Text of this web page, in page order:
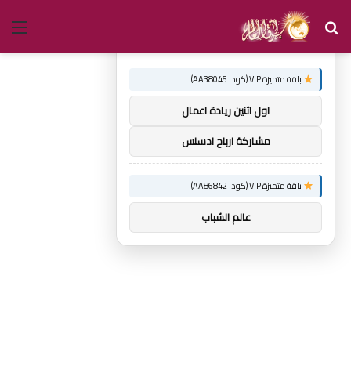
بحث
عن
توصيات :
باقة متميزة VIP (كود: AA38045):
اول اثنين ريادة اعمال
مشاركة ارباح ادسنس
باقة متميزة VIP (كود: AA86842):
عالم الشباب